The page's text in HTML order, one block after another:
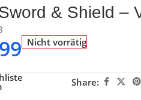
& Shield –
Nicht vorrätig
Share: